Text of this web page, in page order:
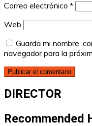
Correo electrónico *
Web
Guarda mi nombre,
navegador para la
DIRECTOR
Recommended